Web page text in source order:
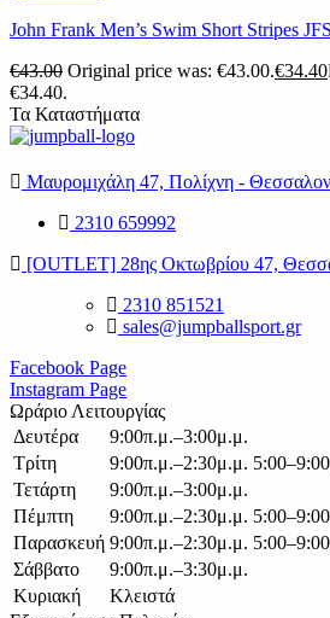
John Frank Men’s Swim Short Stripes
€43.00 Original price was: €43.00.€34.40
€34.40.
Τα Καταστήματα
Μαυρομιχάλη 47, Πολίχνη -
2310 659992
[OUTLET] 28ης Οκτωβρίου 47,
2310 851521
sales@jumpballsport.gr
Facebook Page
Instagram Page
Ωράριο Λειτουργίας
Δευτέρα
9:00π.μ.–3:00μ.μ.
Τρίτη
9:00π.μ.–2:30μ.μ.
Τετάρτη
9:00π.μ.–3:00μ.μ.
Πέμπτη
9:00π.μ.–2:30μ.μ.
Παρασκευή 9:00π.μ.–2:30μ.μ.
Σάββατο
9:00π.μ.–3:30μ.μ.
Κυριακή
Κλειστά